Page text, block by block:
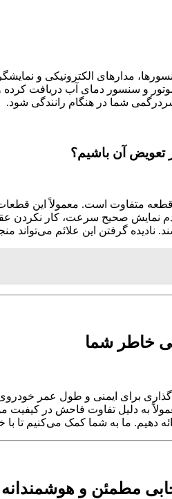
مدارهای الکترونیکی و
و سنسور دمای آب دریافت کرده
شما در هنگام رانندگی شود.
متفاوت است. معمولاً این
نمایش صحیح سرعت، کار نکردن
نادیده گرفتن این علائم
برای ایمنی و طول عمر
به دلیل تفاوت فاحش در کیفیت
دهیم. ما به شما کمک می‌کنیم تا